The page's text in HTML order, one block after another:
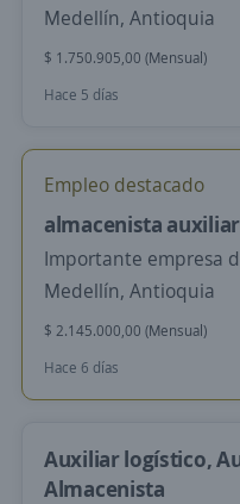
Medellín, Antioquia
$ 1.750.905,00 (Mensual)
Hace 5 días
Empleo destacado
almacenista
Importante empresa
Medellín, Antioquia
$ 2.145.000,00 (Mensual)
Hace 6 días
Auxiliar logístico,
Almacenista